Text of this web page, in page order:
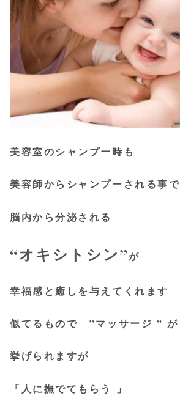
美容室のシャンプー時も
美容師からシャンプーされる事で
脳内から分泌される
“オキシトシン”が
幸福感と癒しを与えてくれます
似てるもので ”マッサージ ” が
挙げられますが
「人に撫でてもらう 」